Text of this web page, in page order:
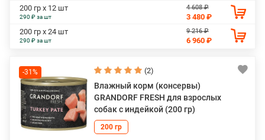
200 гр х 12 шт
290 ₽ за шт
4 608 ₽
3 480 ₽
200 гр х 24 шт
290 ₽ за шт
9 216 ₽
6 960 ₽
-31% (2)
Влажный корм (консервы)
GRANDORF FRESH для взрослых
собак с индейкой (200 гр)
200 гр